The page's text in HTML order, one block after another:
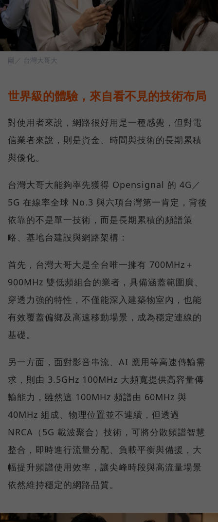
圖／ 台灣大哥大
世界級的體驗，來自看不見的技術布局
對使用者來說，網路很好用是一種感覺，但對電
信業者來說，則是資金、時間與技術的長期累積
與優化。
台灣大哥大能夠率先獲得 Opensignal 的 4G／
5G 在線率全球 No.3 與六項台灣第一肯定，背後
依靠的不是單一技術，而是長期累積的頻譜策
略、基地台建設與網路架構：
首先，台灣大哥大是全台唯一擁有 700MHz＋
900MHz 雙低頻組合的業者，具備涵蓋範圍廣、
穿透力強的特性，不僅能深入建築物室內，也能
有效覆蓋偏鄉及高速移動場景，成為穩定連線的
基礎。
另一方面，面對影音串流、AI 應用等高速傳輸需
求，則由 3.5GHz 100MHz 大頻寬提供高容量傳
輸能力，雖然這 100MHz 頻譜由 60MHz 與
40MHz 組成、物理位置並不連續，但透過
NRCA（5G 載波聚合）技術，可將分散頻譜智慧
整合，即時進行流量分配、負載平衡與備援，大
幅提升頻譜使用效率，讓尖峰時段與高流量場景
依然維持穩定的網路品質。